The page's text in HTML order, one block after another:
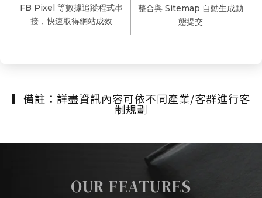
FB Pixel 等數據追蹤程式串
接，快速取得網站成效
整合與 Sitemap 自動生成動
態提交
▎備註：詳盡資訊內容可依不同產業/客群進行客
制規劃
OUR FEATURES